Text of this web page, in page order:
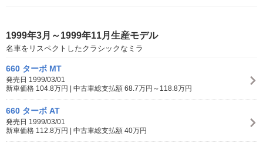
1999年3月～1999年11月生産モデル
名車をリスペクトしたクラシックなミラ
660 ターボ MT
発売日 1999/03/01
新車価格 104.8万円 | 中古車総支払額 68.7万円～118.8万円
660 ターボ AT
発売日 1999/03/01
新車価格 112.8万円 | 中古車総支払額 40万円